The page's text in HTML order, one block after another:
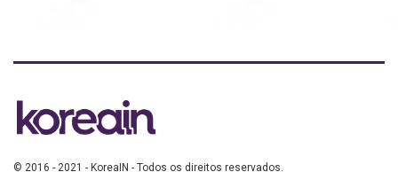
© 2016 - 2021 - KoreaIN - Todos os direitos reservados.